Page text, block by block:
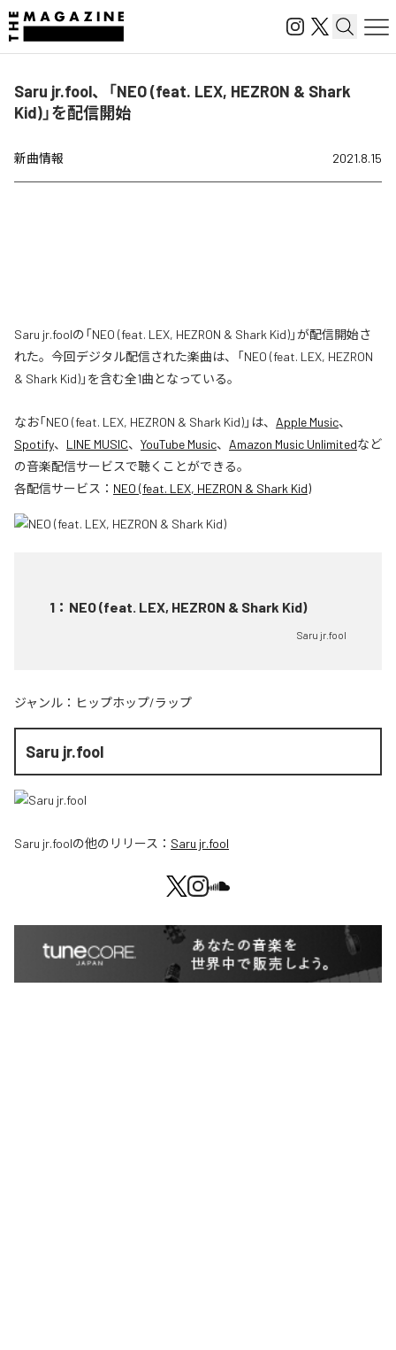
Saru jr.fool、「NEO (feat. LEX, HEZRON & Shark
Kid)」を配信開始
新曲情報 2021.8.15
Saru jr.foolの「NEO (feat. LEX, HEZRON & Shark Kid)」が配信開始さ
れた。今回デジタル配信された楽曲は、「NEO (feat. LEX, HEZRON
& Shark Kid)」を含む全1曲となっている。
なお「NEO (feat. LEX, HEZRON & Shark Kid)」は、 Apple Music、
Spotify、 LINE MUSIC、 YouTube Music、 Amazon Music Unlimitedなど
の音楽配信サービスで聴くことができる。
各配信サービス： NEO (feat. LEX, HEZRON & Shark Kid)
1 ： NEO (feat. LEX, HEZRON & Shark Kid)
Saru jr.fool
ジャンル： ヒップホップ/ラップ
Saru jr.fool
Saru jr.foolの他のリリース： Saru jr.fool